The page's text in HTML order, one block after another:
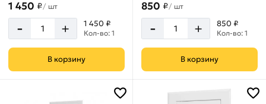
мм
300х400
мм
300х500
мм
1 450 ₽/ шт
- + 1 450 ₽
Кол-во: 1
В корзину
850 ₽/ шт
- + 850 ₽
Кол-во: 1
В корзину